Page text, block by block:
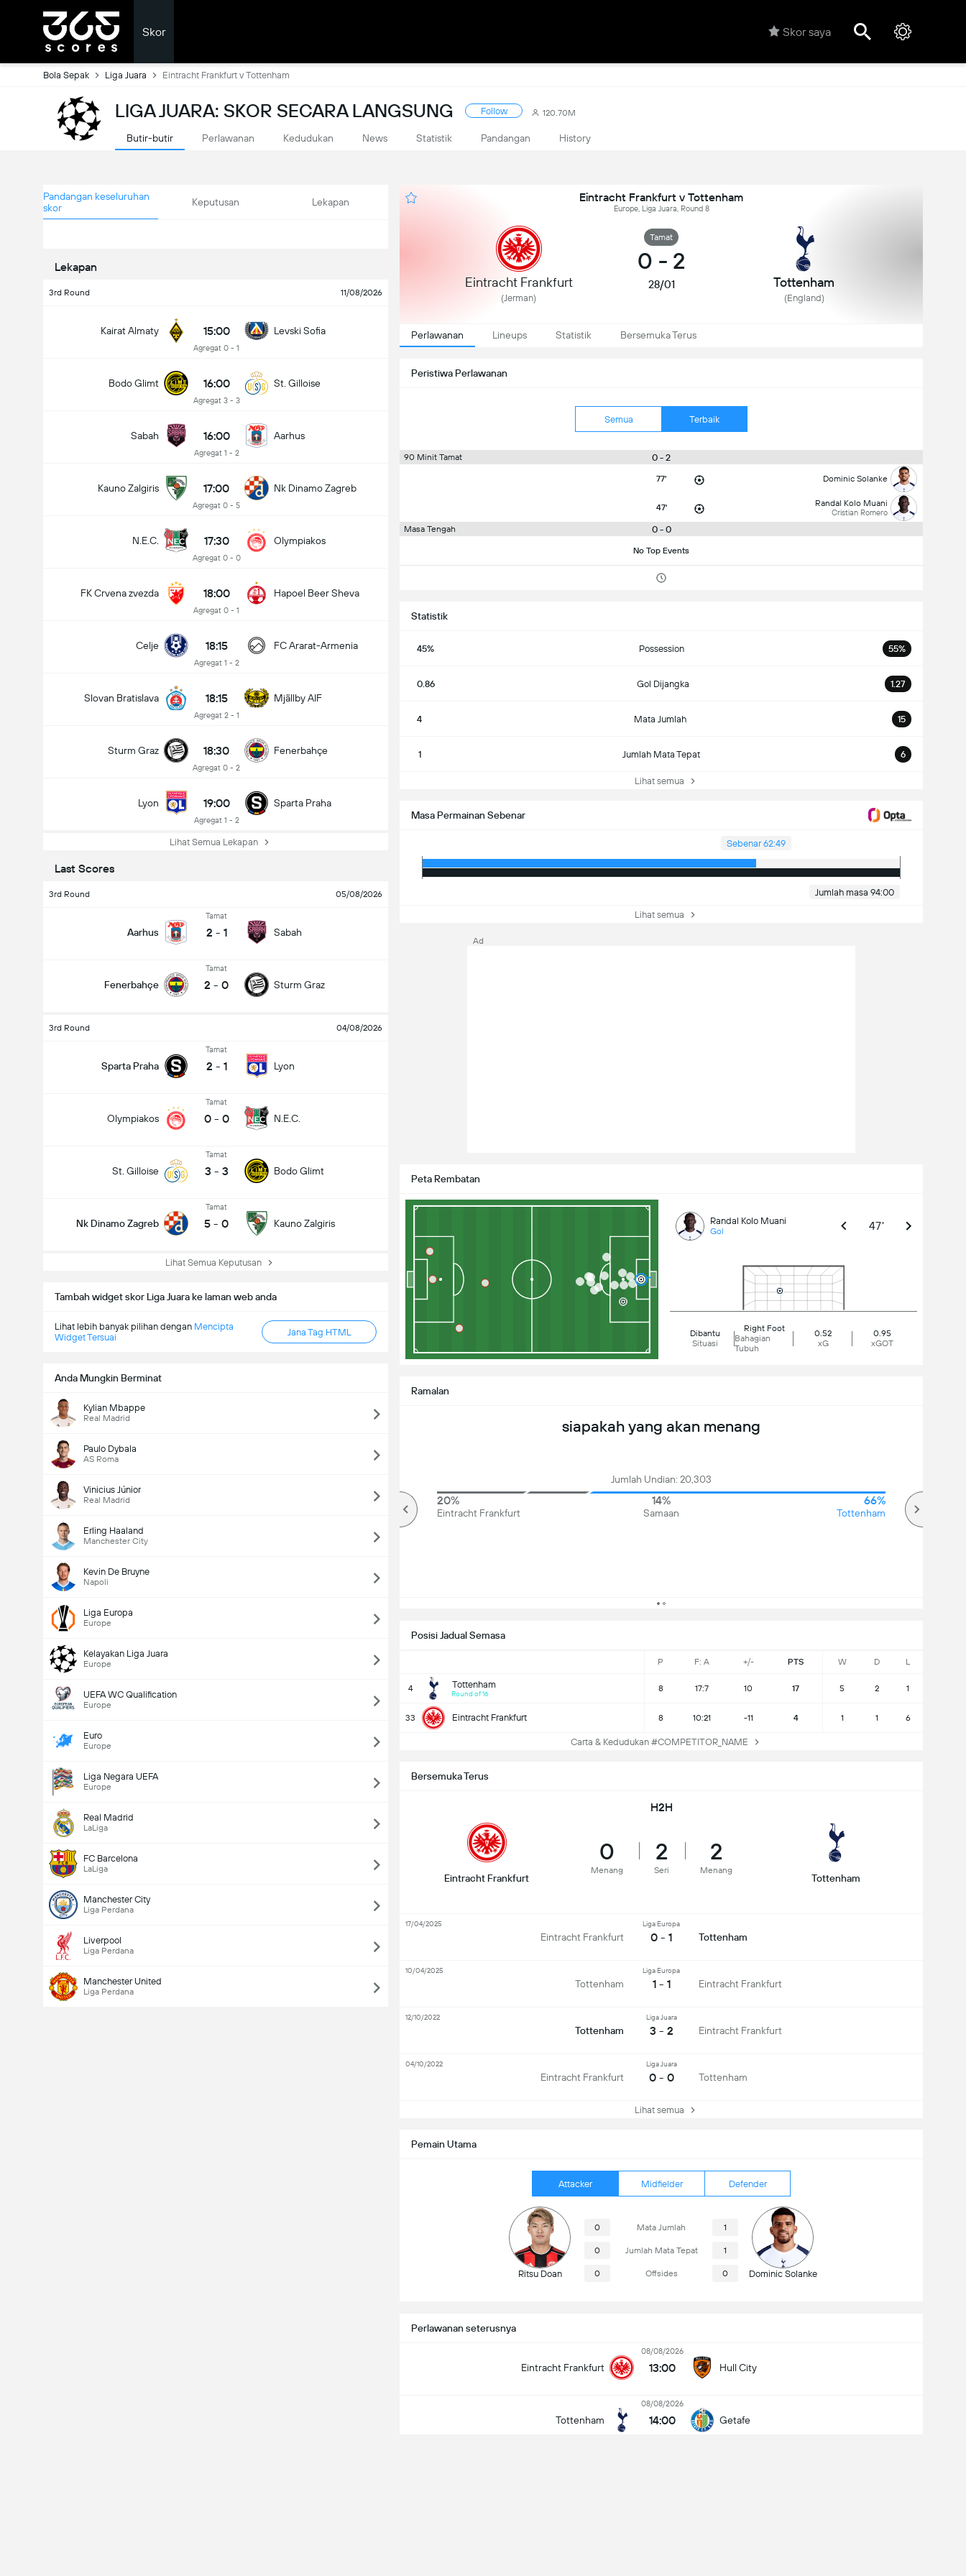
Skor Skor saya
Bola Sepak Liga Juara Eintracht Frankfurt v Tottenham
LIGA JUARA: SKOR SECARA LANGSUNG Follow 120.70M
Butir-butir Perlawanan Kedudukan News Statistik Pandangan History
Pandangan keseluruhan
skor
Keputusan Lekapan
Lekapan
3rd Round 11/08/2026
Kairat Almaty 15:00
Agregat 0 - 1
Levski Sofia
Bodo Glimt 16:00
Agregat 3 - 3
St. Gilloise
Sabah 16:00
Agregat 1 - 2
Aarhus
Kauno Zalgiris 17:00
Agregat 0 - 5
Nk Dinamo Zagreb
N.E.C. 17:30
Agregat 0 - 0
Olympiakos
FK Crvena zvezda 18:00
Agregat 0 - 1
Hapoel Beer Sheva
Celje 18:15
Agregat 1 - 2
FC Ararat-Armenia
Slovan Bratislava 18:15
Agregat 2 - 1
Mjällby AIF
Sturm Graz 18:30
Agregat 0 - 2
Fenerbahçe
Lyon 19:00
Agregat 1 - 2
Sparta Praha
Lihat Semua Lekapan
Last Scores
3rd Round 05/08/2026
Aarhus
Tamat
2 - 1 Sabah
Fenerbahçe
Tamat
2 - 0 Sturm Graz
3rd Round 04/08/2026
Sparta Praha
Tamat
2 - 1 Lyon
Olympiakos
Tamat
0 - 0 N.E.C.
St. Gilloise
Tamat
3 - 3 Bodo Glimt
Nk Dinamo Zagreb
Tamat
5 - 0 Kauno Zalgiris
Lihat Semua Keputusan
Tambah widget skor Liga Juara ke laman web anda
Lihat lebih banyak pilihan dengan Mencipta
Widget Tersuai
Jana Tag HTML
Anda Mungkin Berminat
Kylian Mbappe
Real Madrid
Paulo Dybala
AS Roma
Vinicius Júnior
Real Madrid
Erling Haaland
Manchester City
Kevin De Bruyne
Napoli
Liga Europa
Europe
Kelayakan Liga Juara
Europe
UEFA WC Qualification
Europe
Euro
Europe
Liga Negara UEFA
Europe
Real Madrid
LaLiga
FC Barcelona
LaLiga
Manchester City
Liga Perdana
Liverpool
Liga Perdana
Manchester United
Liga Perdana
Eintracht Frankfurt v Tottenham
Europe, Liga Juara, Round 8
Eintracht Frankfurt
(Jerman)
Tamat
0 - 2
28/01 Tottenham
(England)
Perlawanan Lineups Statistik Bersemuka Terus
Peristiwa Perlawanan
Semua Terbaik
90 Minit Tamat 0 - 2
77' Dominic Solanke
47' Randal Kolo Muani
Cristian Romero
Masa Tengah 0 - 0
No Top Events
Perlawanan seterusnya
Eintracht Frankfurt
08/08/2026
13:00 Hull City
Tottenham
08/08/2026
14:00 Getafe
Pemain Utama
Attacker Midfielder Defender
Ritsu Doan
0 Mata Jumlah 1
0 Jumlah Mata Tepat 1
0 Offsides 0 Dominic Solanke
Statistik
45% Possession 55%
0.86 Gol Dijangka 1.27
4 Mata Jumlah 15
1 Jumlah Mata Tepat 6
Lihat semua
Masa Permainan Sebenar
Sebenar 62:49
Jumlah masa 94:00
Lihat semua
Peta Rembatan
Randal Kolo Muani
Gol 47'
Dibantu
Situasi
Right Foot
Bahagian
Tubuh
0.52
xG
0.95
xGOT
Posisi Jadual Semasa
P F: A +/- PTS W D L
4 Tottenham
Round of 16
8 17:7 10 17 5 2 1
33 Eintracht Frankfurt 8 10:21 -11 4 1 1 6
Carta & Kedudukan #COMPETITOR_NAME
Ramalan
siapakah yang akan menang
Jumlah Undian: 20,303
20%
Eintracht Frankfurt
14%
Samaan
66%
Tottenham
Jumlah gol dalam perlawanan (2.5)
Bersemuka Terus
H2H
Eintracht Frankfurt
0
Menang
2
Seri
2
Menang
Tottenham
Eintracht Frankfurt
Liga Europa
0 - 1 Tottenham
17/04/2025
Tottenham
Liga Europa
1 - 1 Eintracht Frankfurt
10/04/2025
Tottenham
Liga Juara
3 - 2 Eintracht Frankfurt
12/10/2022
Eintracht Frankfurt
Liga Juara
0 - 0 Tottenham
04/10/2022
Lihat semua
Ad